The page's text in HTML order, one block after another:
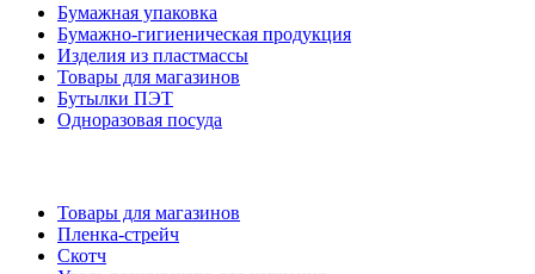
Бумажная упаковка
Бумажно-гигиеническая продукция
Изделия из пластмассы
Товары для магазинов
Бутылки ПЭТ
Одноразовая посуда
Товары для магазинов
Пленка-стрейч
Скотч